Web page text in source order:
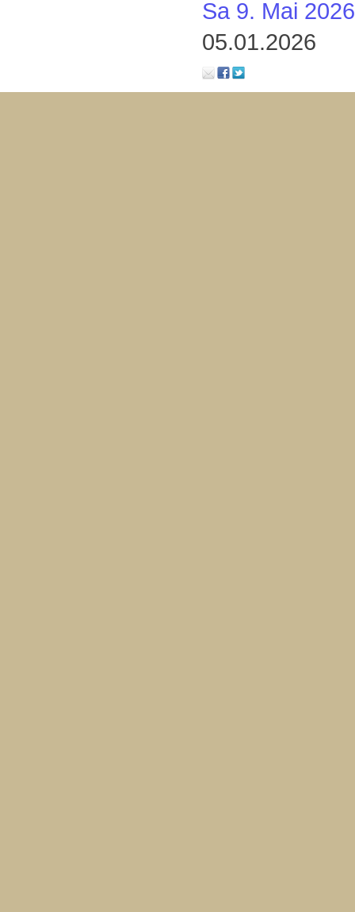
Sa 9. Mai 2026
05.01.2026